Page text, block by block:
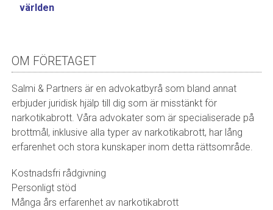
världen
OM FÖRETAGET
Salmi & Partners är en advokatbyrå som bland annat
erbjuder juridisk hjälp till dig som är misstänkt för
narkotikabrott. Våra advokater som är specialiserade på
brottmål, inklusive alla typer av narkotikabrott, har lång
erfarenhet och stora kunskaper inom detta rättsområde.
Kostnadsfri rådgivning
Personligt stöd
Många års erfarenhet av narkotikabrott